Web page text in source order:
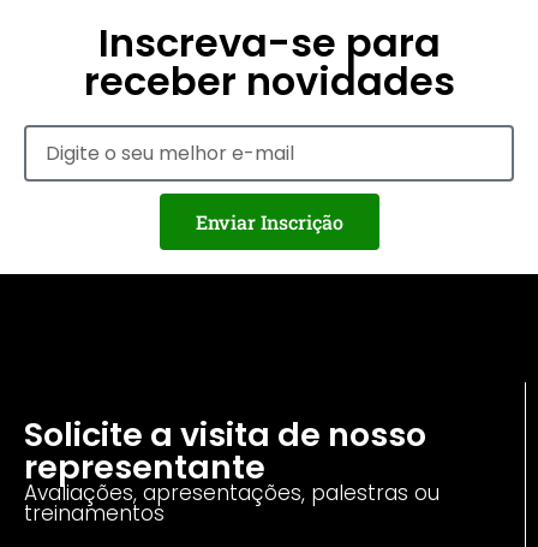
Inscreva-se para
receber novidades
Enviar Inscrição
Solicite a visita de nosso
representante
Avaliações, apresentações, palestras ou
treinamentos